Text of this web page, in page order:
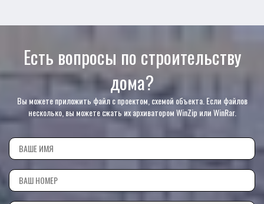
Есть вопросы по строительству
дома?
Вы можете приложить файл с проектом, схемой объекта. Если файлов
несколько, вы можете сжать их архиватором WinZip или WinRar.